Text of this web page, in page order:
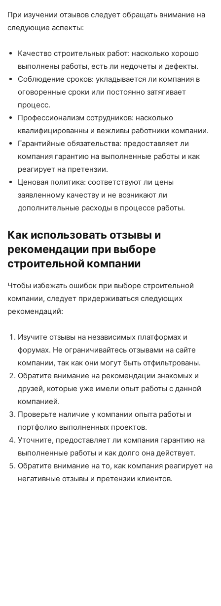
При изучении отзывов следует обращать внимание на
следующие аспекты:
Качество строительных работ: насколько хорошо
выполнены работы, есть ли недочеты и дефекты.
Соблюдение сроков: укладывается ли компания в
оговоренные сроки или постоянно затягивает
процесс.
Профессионализм сотрудников: насколько
квалифицированны и вежливы работники компании.
Гарантийные обязательства: предоставляет ли
компания гарантию на выполненные работы и как
реагирует на претензии.
Ценовая политика: соответствуют ли цены
заявленному качеству и не возникают ли
дополнительные расходы в процессе работы.
Как использовать отзывы и
рекомендации при выборе
строительной компании
Чтобы избежать ошибок при выборе строительной
компании, следует придерживаться следующих
рекомендаций:
Изучите отзывы на независимых платформах и
форумах. Не ограничивайтесь отзывами на сайте
компании, так как они могут быть отфильтрованы.
Обратите внимание на рекомендации знакомых и
друзей, которые уже имели опыт работы с данной
компанией.
Проверьте наличие у компании опыта работы и
портфолио выполненных проектов.
Уточните, предоставляет ли компания гарантию на
выполненные работы и как долго она действует.
Обратите внимание на то, как компания реагирует на
негативные отзывы и претензии клиентов.